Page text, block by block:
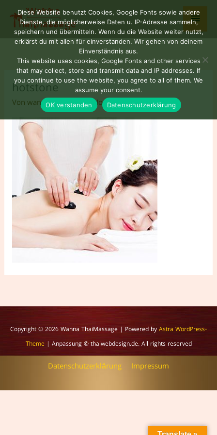
Inhalt
springen
hotstone
VonwannaNUAD77/7. November 2022
Copyright © 2026Wanna ThaiMassage | Powered byAstra WordPress-
Theme| Anpassung © thaiwebdesign.de. All rights reserved
Datenschutzerklärung Impressum
Diese Website benutzt Cookies, Google Fonts sowie andere
Dienste, die möglicherweise Daten u. IP-Adresse sammeln,
speichern und übermitteln. Wenn du die Website weiter nutzt,
erklärst du mit allen für einverstanden. Wir gehen von deinem
Einverständnis aus.
This website uses cookies, Google Fonts and other services
that may collect, store and transmit data and IP addresses. If
you continue to use the website, you agree to all of them. We
assume your consent.
OK verstanden
Datenschutzerklärung